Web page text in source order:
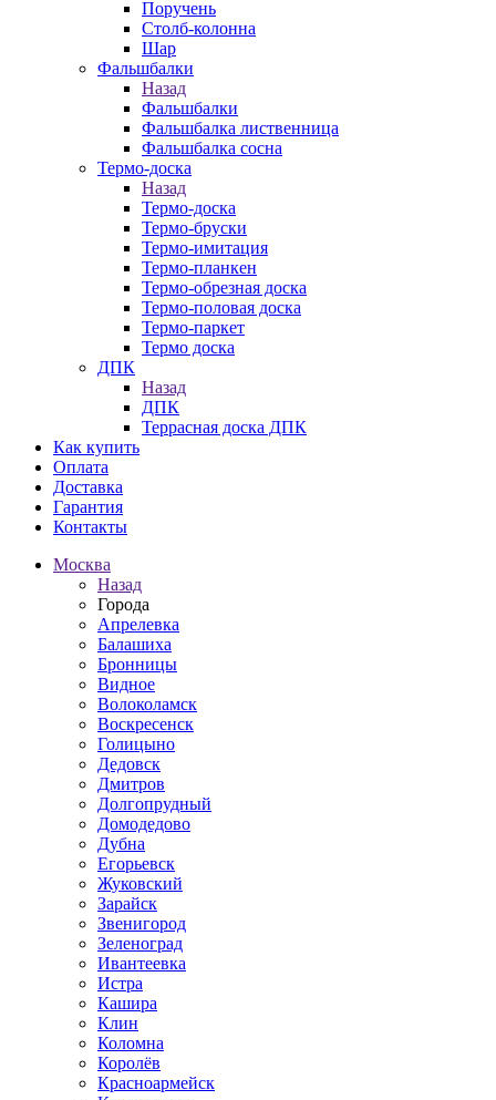
Поручень
Столб-колонна
Шар
Фальшбалки
Назад
Фальшбалки
Фальшбалка лиственница
Фальшбалка сосна
Термо-доска
Назад
Термо-доска
Термо-бруски
Термо-имитация
Термо-планкен
Термо-обрезная доска
Термо-половая доска
Термо-паркет
Термо доска
ДПК
Назад
ДПК
Террасная доска ДПК
Как купить
Оплата
Доставка
Гарантия
Контакты
Москва
Назад
Города
Апрелевка
Балашиха
Бронницы
Видное
Волоколамск
Воскресенск
Голицыно
Дедовск
Дмитров
Долгопрудный
Домодедово
Дубна
Егорьевск
Жуковский
Зарайск
Звенигород
Зеленоград
Ивантеевка
Истра
Кашира
Клин
Коломна
Королёв
Красноармейск